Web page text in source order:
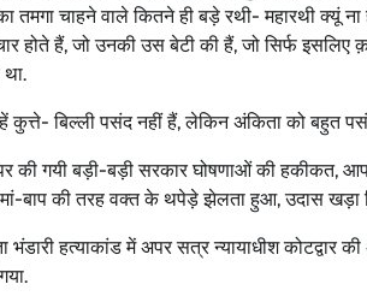
तमगा चाहने वाले कितने ही बड़े रथी- महारथी क्यूं
होते हैं, जो उनकी उस बेटी की हैं, जो सिर्फ
कुत्ते- बिल्ली पसंद नहीं हैं, लेकिन अंकिता को बहुत
की गयी बड़ी-बड़ी सरकार घोषणाओं की
मां-बाप की तरह वक्त के थपेड़े झेलता हुआ, उदास खड़ा
हत्याकांड में अपर सत्र न्यायाधीश कोटद्वार